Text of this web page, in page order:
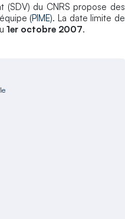
(SDV) du CNRS propose des
(PIME). La date limite de
1er octobre 2007.